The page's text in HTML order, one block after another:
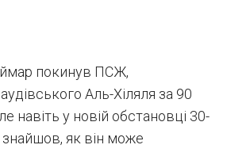
покинув ПСЖ,
Аль-Хіляля за 90
навіть у новій обстановці 30-
як він може